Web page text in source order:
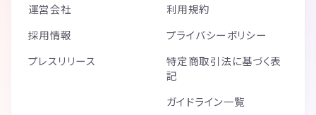
運営会社
採用情報
プレスリリース
利用規約
プライバシーポリシー
特定商取引法に基づく表
記
ガイドライン一覧